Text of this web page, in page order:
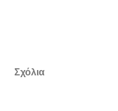
Σχόλια